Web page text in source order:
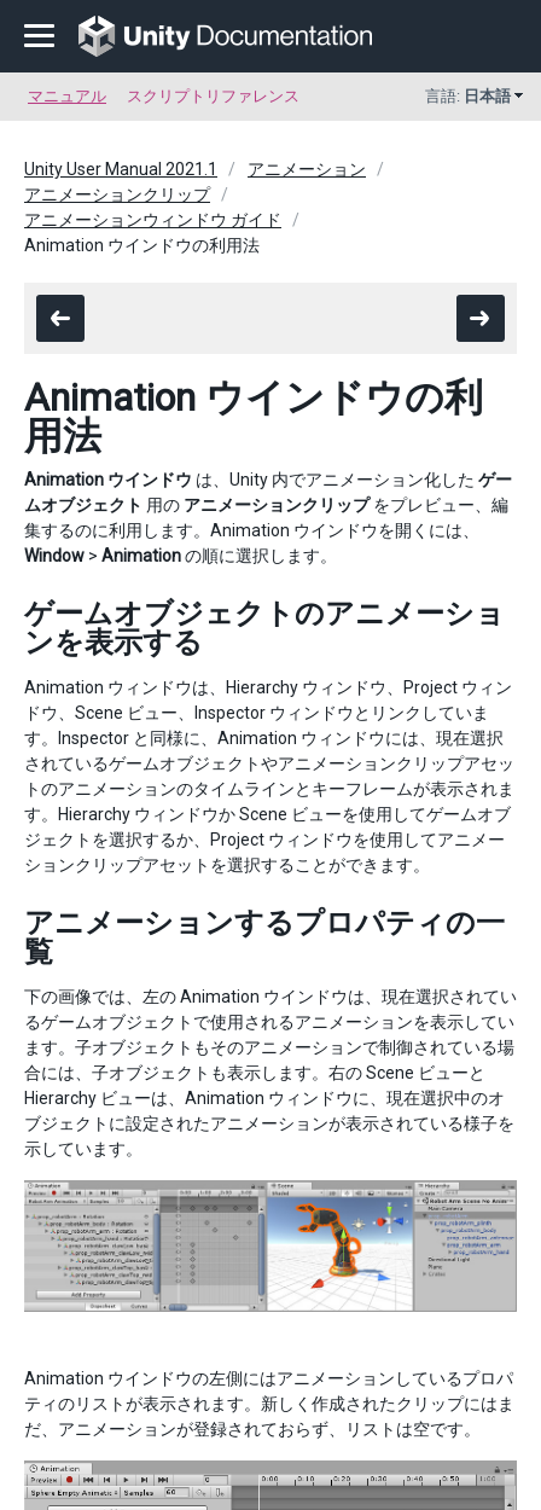
マニュアル スクリプトリファレンス 言語: 日本語
Unity User Manual 2021.1
アニメーション
アニメーションクリップ
アニメーションウィンドウ ガイド
Animation ウインドウの利用法
Animation ウインドウの利
用法
Animation ウインドウ は、Unity 内でアニメーション化した ゲー
ムオブジェクト 用の アニメーションクリップをプレビュー、編
集するのに利用します。Animation ウインドウを開くには、
Window > Animationの順に選択します。
ゲームオブジェクトのアニメーショ
ンを表示する
Animation ウィンドウは、Hierarchy ウィンドウ、Project ウィン
ドウ、Scene ビュー、Inspector ウィンドウとリンクしていま
す。Inspector と同様に、Animation ウィンドウには、現在選択
されているゲームオブジェクトやアニメーションクリップアセッ
トのアニメーションのタイムラインとキーフレームが表示されま
す。Hierarchy ウィンドウか Scene ビューを使用してゲームオブ
ジェクトを選択するか、Project ウィンドウを使用してアニメー
ションクリップアセットを選択することができます。
アニメーションするプロパティの一
覧
下の画像では、左の Animation ウインドウは、現在選択されてい
るゲームオブジェクトで使用されるアニメーションを表示してい
ます。子オブジェクトもそのアニメーションで制御されている場
合には、子オブジェクトも表示します。右の Scene ビューと
Hierarchy ビューは、Animation ウィンドウに、現在選択中のオ
ブジェクトに設定されたアニメーションが表示されている様子を
示しています。
Animation ウインドウの左側にはアニメーションしているプロパ
ティのリストが表示されます。新しく作成されたクリップにはま
だ、アニメーションが登録されておらず、リストは空です。